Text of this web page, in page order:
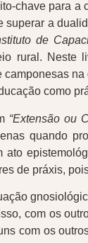
chave para
superar a
de
rural. Neste
como
“Extensão ou
quando
ato
de práxis,
com os
com os